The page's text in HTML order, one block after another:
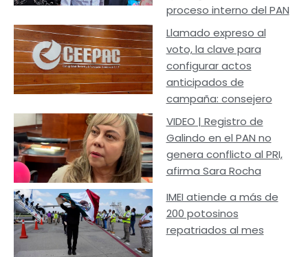
proceso interno del PAN
Llamado expreso al
voto, la clave para
configurar actos
anticipados de
campaña: consejero
VIDEO | Registro de
Galindo en el PAN no
genera conflicto al PRI,
afirma Sara Rocha
IMEI atiende a más de
200 potosinos
repatriados al mes